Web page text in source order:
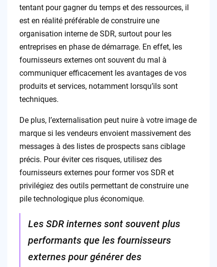
tentant pour gagner du temps et des ressources, il
est en réalité préférable de construire une
organisation interne de SDR, surtout pour les
entreprises en phase de démarrage. En effet, les
fournisseurs externes ont souvent du mal à
communiquer efficacement les avantages de vos
produits et services, notamment lorsqu’ils sont
techniques.
De plus, l’externalisation peut nuire à votre image de
marque si les vendeurs envoient massivement des
messages à des listes de prospects sans ciblage
précis. Pour éviter ces risques, utilisez des
fournisseurs externes pour former vos SDR et
privilégiez des outils permettant de construire une
pile technologique plus économique.
Les SDR internes sont souvent plus
performants que les fournisseurs
externes pour générer des